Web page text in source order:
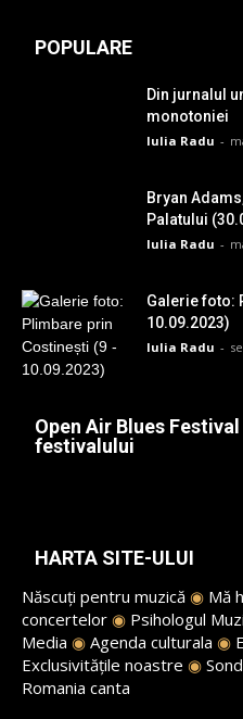
POPULARE
Din jurnalul
monotoniei
Iulia Radu -
Bryan
Palatului
Iulia Radu -
Galerie foto:
10.09.2023)
Iulia Radu -
Open Air Blues
festivalului
HARTA SITE-ULUI
Născuți pentru muzică ◉ Mă
concertelor ◉ Psihologul
Media ◉ Agenda culturala ◉
Exclusivitățile noastre ◉
Romania canta